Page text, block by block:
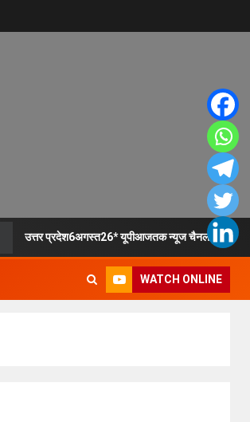
उत्तर प्रदेश6अगस्त26* यूपीआजतक न्यूज चैनल पर
WATCH ONLINE